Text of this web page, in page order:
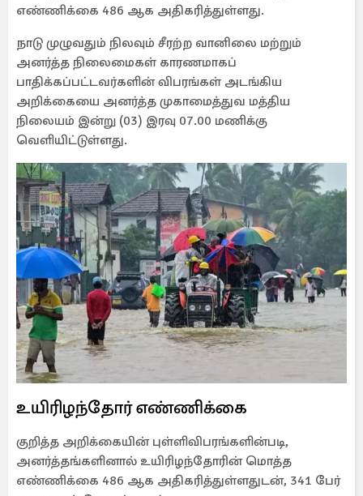
எண்ணிக்கை 486 ஆக அதிகரித்துள்ளது.
நாடு முழுவதும் நிலவும் சீரற்ற வானிலை மற்றும்
அனர்த்த நிலைமைகள் காரணமாகப்
பாதிக்கப்பட்டவர்களின் விபரங்கள் அடங்கிய
அறிக்கையை அனர்த்த முகாமைத்துவ மத்திய
நிலையம் இன்று (03) இரவு 07.00 மணிக்கு
வெளியிட்டுள்ளது.
உயிரிழந்தோர் எண்ணிக்கை
குறித்த அறிக்கையின் புள்ளிவிபரங்களின்படி,
அனர்த்தங்களினால் உயிரிழந்தோரின் மொத்த
எண்ணிக்கை 486 ஆக அதிகரித்துள்ளதுடன், 341 பேர்